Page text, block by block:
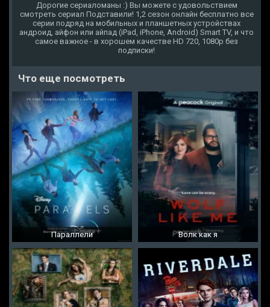
Дорогие сериаломаны :) Вы можете с удовольствием
смотреть сериал Подставили! 1,2 сезон онлайн бесплатно все
серии подряд на мобильных и планшетных устройствах
андроид, айфон или айпад (iPad, iPhone, Android) Smart TV, и что
самое важное - в хорошем качестве HD 720, 1080p без
подписки!
Что еще посмотреть
Параллели Волк как я